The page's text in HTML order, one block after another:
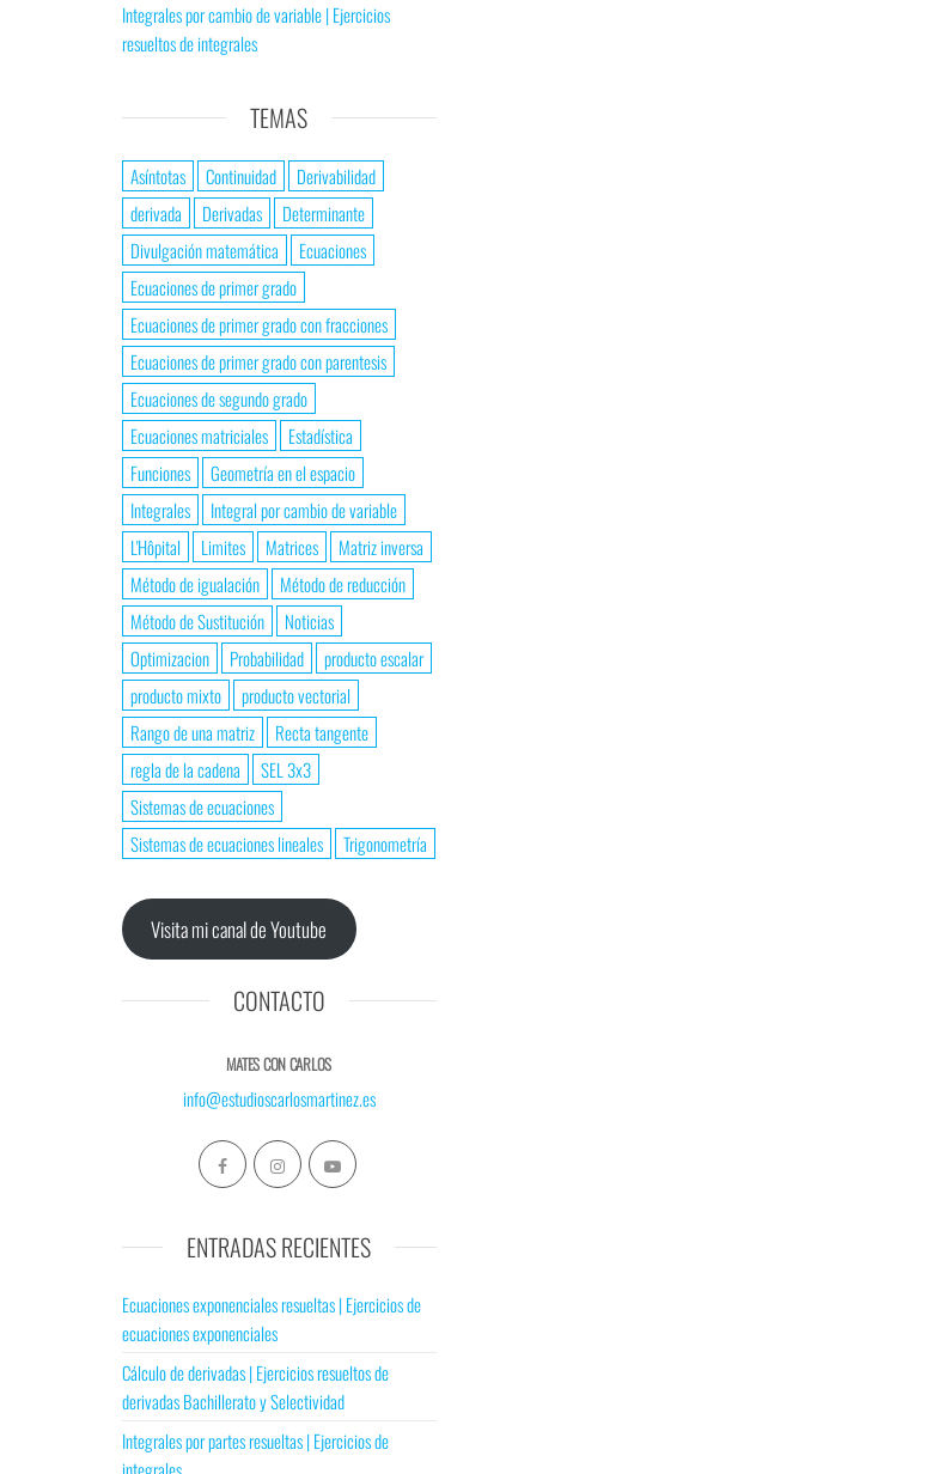
Integrales por cambio de variable | Ejercicios
resueltos de integrales
TEMAS
Asíntotas Continuidad
Derivabilidad
derivada
Derivadas
Determinante
Divulgación matemática
Ecuaciones
Ecuaciones de primer grado
Ecuaciones de primer grado con fracciones
Ecuaciones de primer grado con parentesis
Ecuaciones de segundo grado
Ecuaciones matriciales
Estadística
Funciones
Geometría en el espacio
Integrales
Integral por cambio de variable
L'Hôpital
Limites Matrices
Matriz inversa
Método de igualación
Método de reducción
Método de Sustitución
Noticias
Optimizacion
Probabilidad
producto escalar
producto mixto
producto vectorial
Rango de una matriz
Recta tangente
regla de la cadena
SEL 3x3
Sistemas de ecuaciones
Sistemas de ecuaciones lineales
Trigonometría
Visita mi canal de Youtube
CONTACTO
MATES CON CARLOS
info@estudioscarlosmartinez.es
ENTRADAS RECIENTES
Ecuaciones exponenciales resueltas | Ejercicios de
ecuaciones exponenciales
Cálculo de derivadas | Ejercicios resueltos de
derivadas Bachillerato y Selectividad
Integrales por partes resueltas | Ejercicios de